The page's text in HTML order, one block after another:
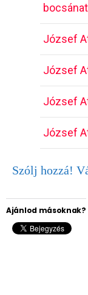
bocsánat
József
József
József
József
Szólj hozzá!
Ajánlod másoknak?